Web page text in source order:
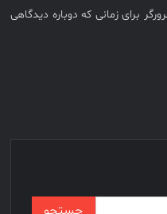
برای زمانی که دوباره دیدگاهی